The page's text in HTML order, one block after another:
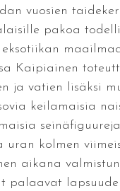
vuosien
pakoa
Kaipiainen
ja vatien lisäksi
keilamaisia
uran kolmen
aikana
palaavat